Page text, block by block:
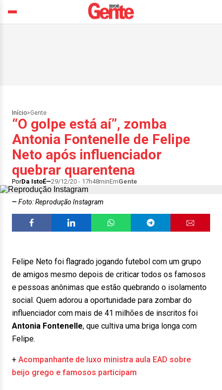
Início>Gente
“O golpe está aí”, zomba
Antonia Fontenelle de Felipe
Neto após influenciador
quebrar quarentena
PorDa IstoÉ 29/12/20 - 17h48minEmGente
Foto: Reprodução Instagram
Felipe Neto foi flagrado jogando futebol com um grupo
de amigos mesmo depois de criticar todos os famosos
e pessoas anônimas que estão quebrando o isolamento
social. Quem adorou a oportunidade para zombar do
influenciador com mais de 41 milhões de inscritos foi
Antonia Fontenelle, que cultiva uma briga longa com
Felipe.
+ Acompanhante de luxo ministra aula EAD sobre
beijo grego e famosos participam